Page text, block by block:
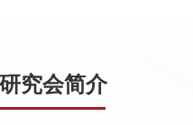
究会简介